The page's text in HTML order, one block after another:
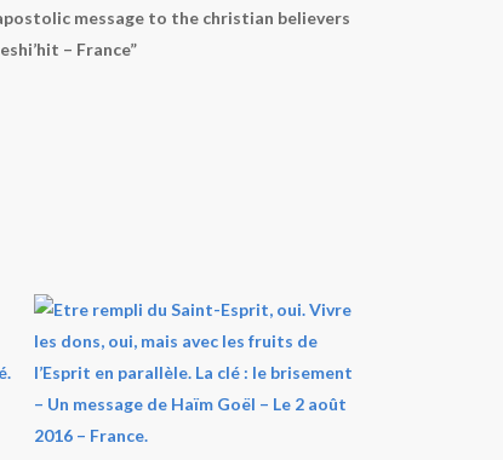
message to the christian believers
– France”